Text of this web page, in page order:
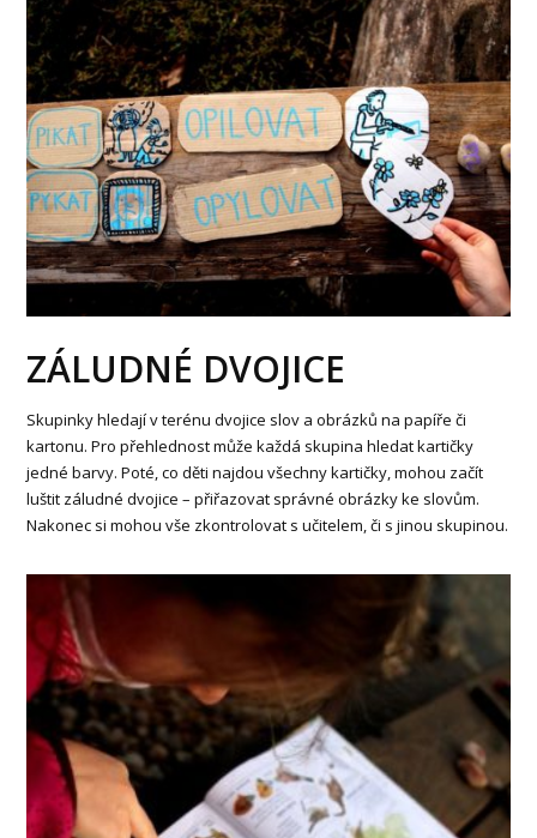
ZÁLUDNÉ DVOJICE
Skupinky hledají v terénu dvojice slov a obrázků na papíře či
kartonu. Pro přehlednost může každá skupina hledat kartičky
jedné barvy. Poté, co děti najdou všechny kartičky, mohou začít
luštit záludné dvojice – přiřazovat správné obrázky ke slovům.
Nakonec si mohou vše zkontrolovat s učitelem, či s jinou skupinou.